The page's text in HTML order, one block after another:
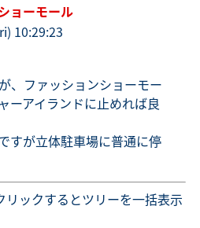
ョーモール
10:29:23
、ファッションショーモー
ーアイランドに止めれば良
すが立体駐車場に普通に停
リックするとツリーを一括表示